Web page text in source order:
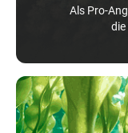
Als Pro-